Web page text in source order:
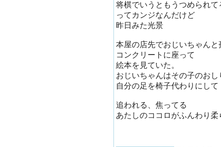
将棋でいうともうつめられて
ってカンジなんだけど
昨日みた光景
本屋の店先でおじいちゃん
コンクリートに座って
絵本を見ていた。
おじいちゃんはその子のお
自分の足を椅子代わりにして
追われる、焦ってる
あたしのココロがふんわり